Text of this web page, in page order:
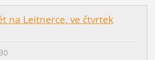
na Leitnerce, ve čtvrtek